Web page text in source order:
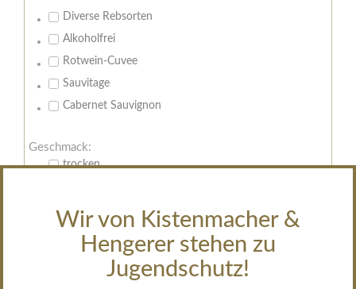
Wir von Kistenmacher &
Hengerer stehen zu
Jugendschutz!
Diverse Rebsorten
Alkoholfrei
Rotwein-Cuvee
Sauvitage
Cabernet Sauvignon
Geschmack:
trocken
halbtrocken
edelsüß